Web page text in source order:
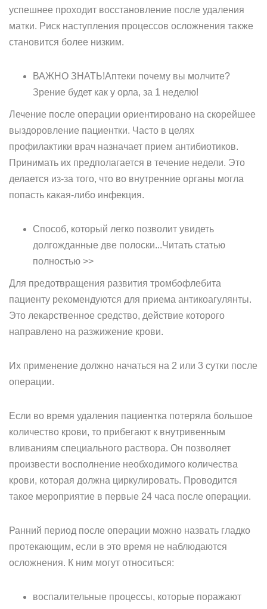
успешнее проходит восстановление после удаления
матки. Риск наступления процессов осложнения также
становится более низким.
ВАЖНО ЗНАТЬ!Аптеки почему вы молчите?
Зрение будет как у орла, за 1 неделю!
Лечение после операции ориентировано на скорейшее
выздоровление пациентки. Часто в целях
профилактики врач назначает прием антибиотиков.
Принимать их предполагается в течение недели. Это
делается из-за того, что во внутренние органы могла
попасть какая-либо инфекция.
Способ, который легко позволит увидеть
долгожданные две полоски...Читать статью
полностью >>
Для предотвращения развития тромбофлебита
пациенту рекомендуются для приема антикоагулянты.
Это лекарственное средство, действие которого
направлено на разжижение крови.
Их применение должно начаться на 2 или 3 сутки после
операции.
Если во время удаления пациентка потеряла большое
количество крови, то прибегают к внутривенным
вливаниям специального раствора. Он позволяет
произвести восполнение необходимого количества
крови, которая должна циркулировать. Проводится
такое мероприятие в первые 24 часа после операции.
Ранний период после операции можно назвать гладко
протекающим, если в это время не наблюдаются
осложнения. К ним могут относиться:
воспалительные процессы, которые поражают